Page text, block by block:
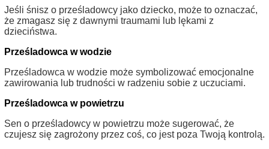
Jeśli śnisz o prześladowcy jako dziecko, może to oznaczać,
że zmagasz się z dawnymi traumami lub lękami z
dzieciństwa.
Prześladowca w wodzie
Prześladowca w wodzie może symbolizować emocjonalne
zawirowania lub trudności w radzeniu sobie z uczuciami.
Prześladowca w powietrzu
Sen o prześladowcy w powietrzu może sugerować, że
czujesz się zagrożony przez coś, co jest poza Twoją kontrolą.